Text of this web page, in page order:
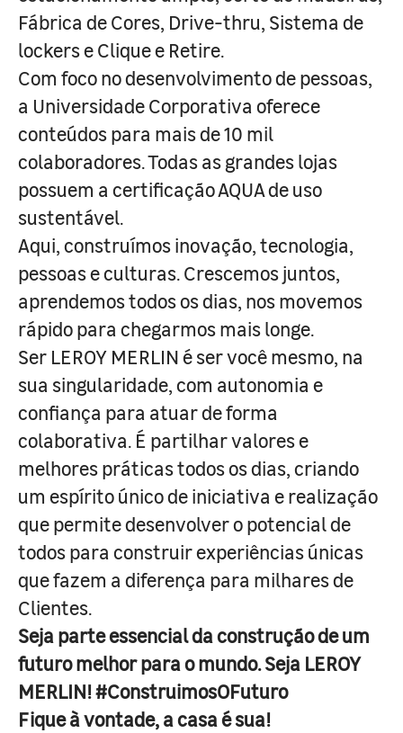
Fábrica de Cores, Drive-thru, Sistema de
lockers e Clique e Retire.
Com foco no desenvolvimento de pessoas,
a Universidade Corporativa oferece
conteúdos para mais de 10 mil
colaboradores. Todas as grandes lojas
possuem a certificação AQUA de uso
sustentável.
Aqui, construímos inovação, tecnologia,
pessoas e culturas. Crescemos juntos,
aprendemos todos os dias, nos movemos
rápido para chegarmos mais longe.
Ser LEROY MERLIN é ser você mesmo, na
sua singularidade, com autonomia e
confiança para atuar de forma
colaborativa. É partilhar valores e
melhores práticas todos os dias, criando
um espírito único de iniciativa e realização
que permite desenvolver o potencial de
todos para construir experiências únicas
que fazem a diferença para milhares de
Clientes.
Seja parte essencial da construção de um
futuro melhor para o mundo. Seja LEROY
MERLIN! #ConstruimosOFuturo
Fique à vontade, a casa é sua!